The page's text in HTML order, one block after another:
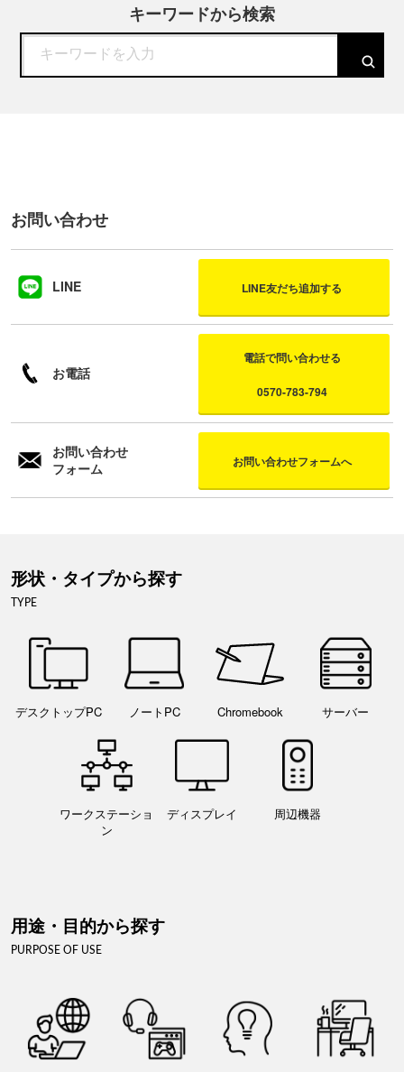
キーワードから検索
お問い合わせ
LINE LINE友だち追加する
お電話
電話で問い合わせる
0570-783-794
お問い合わせ
フォーム
お問い合わせフォームへ
形状・タイプから探す
TYPE
デスクトップPC ノートPC Chromebook サーバー
ワークステーショ
ン
ディスプレイ 周辺機器
用途・目的から探す
PURPOSE OF USE